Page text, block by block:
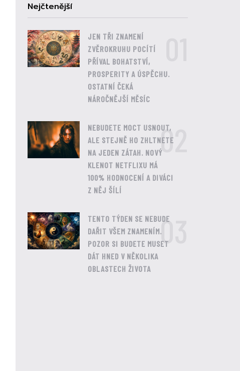
Nejčtenější
JEN TŘI ZNAMENÍ
ZVĚROKRUHU POCÍTÍ
PŘÍVAL BOHATSTVÍ,
PROSPERITY A ÚSPĚCHU.
OSTATNÍ ČEKÁ
NÁROČNĚJŠÍ MĚSÍC
NEBUDETE MOCT USNOUT,
ALE STEJNĚ HO ZHLTNETE
NA JEDEN ZÁTAH. NOVÝ
KLENOT NETFLIXU MÁ
100% HODNOCENÍ A DIVÁCI
Z NĚJ ŠÍLÍ
02
TENTO TÝDEN SE NEBUDE
DAŘIT VŠEM ZNAMENÍM.
POZOR SI BUDETE MUSET
DÁT HNED V NĚKOLIKA
OBLASTECH ŽIVOTA
03